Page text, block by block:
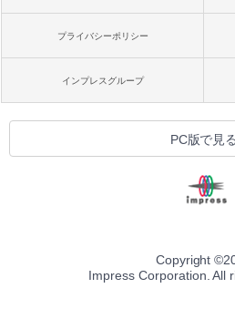
プライバシーポリシー
インプレスグループ
PC版で見る
Copyright ©
Impress Corporation. All